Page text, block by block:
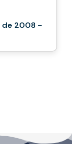
de 2008 -